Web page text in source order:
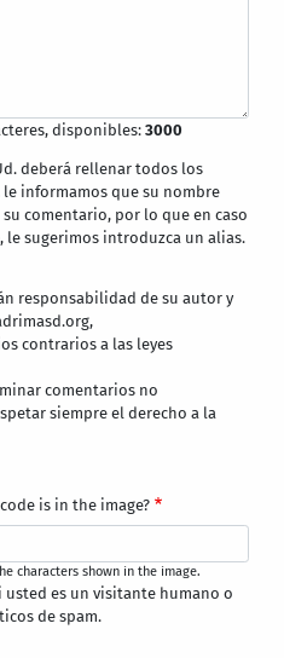
disponibles:3000
deberá rellenar todos los
informamos que su nombre
comentario, por lo que en caso
sugerimos introduzca un alias.
responsabilidad de su autor y
contrarios a las leyes
comentarios no
siempre el derecho a la
is in the image?
characters shown in the image.
usted es un visitante humano o
de spam.